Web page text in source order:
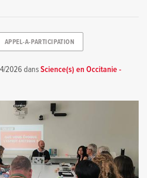
APPEL-A-PARTICIPATION
2026dansScience(s) en Occitanie -